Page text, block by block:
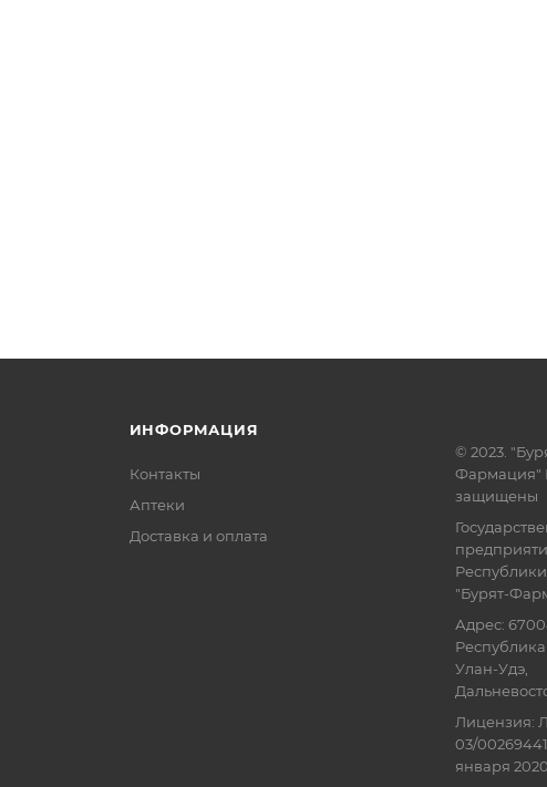
ИНФОРМАЦИЯ
Контакты
Аптеки
Доставка и оплата
© 2023.
Фармация"
защищены
"Бурят-
Адрес:
Республика
Улан-Удэ,
Лицензия:
03/
января